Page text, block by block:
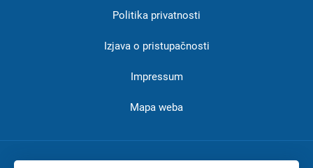
Politika privatnosti
Izjava o pristupačnosti
Impressum
Mapa weba